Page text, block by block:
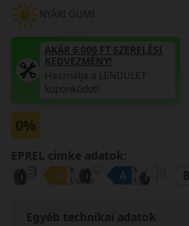
NYÁRI GUMI
AKÁR 6.000 FT SZERELÉSI
KEDVEZMÉNY!
Használja a LENDÜLET
kuponkódot!
0%
EPREL cimke adatok:
Egyéb technikai adatok